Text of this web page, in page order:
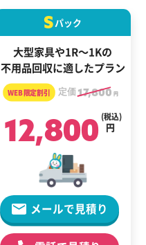
Sパック
大型家具や1R～1Kの
不用品回収に適したプラン
定価17,800 円
12,800 円
(税込)
メールで見積り